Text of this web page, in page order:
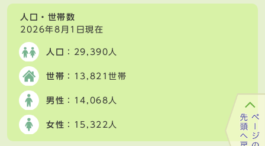
人口・世帯数
2026年8月1日現在
人口 ：29,390人
世帯 ：13,821世帯
男性 ：14,068人
女性 ：15,322人